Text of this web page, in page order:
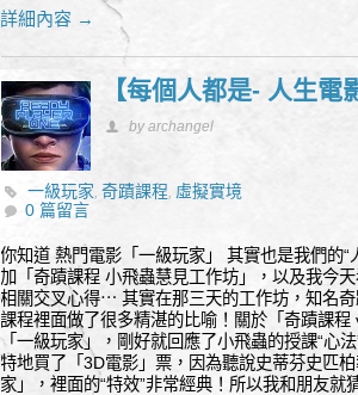
詳細內容 →
【每個人都是- 人生
by archangel
一級玩家,奇蹟課程, 虛擬實境
0 篇留言
你知道 熱門電影「一級玩家」 其實也是我們的
加「奇蹟課程 小飛蟲慧見工作坊」，以及我今
相關交叉心得⋯ 其實在那三天的工作坊，知名
課程裡面做了很多精湛的比喻！關於「奇蹟課
「一級玩家」，剛好就回應了小飛蟲的授課“心
特地買了「3D電影」票，因為聽說史蒂芬史匹
家」，裡面的“特效”非常經典！所以我和朋友